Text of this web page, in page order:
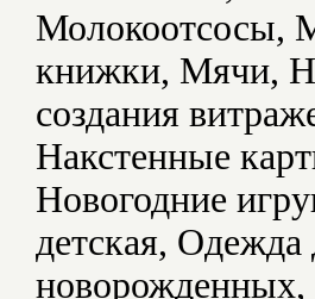
Молокоотсосы,
книжки, Мячи,
создания
Накстенные
Новогодние
детская,